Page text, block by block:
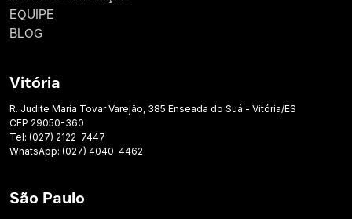
EQUIPE
BLOG
Vitória
R. Judite Maria Tovar Varejão, 385 Enseada do Suá - Vitória/ES
CEP 29050-360
Tel: (027) 2122-7447
WhatsApp: (027) 4040-4462
São Paulo